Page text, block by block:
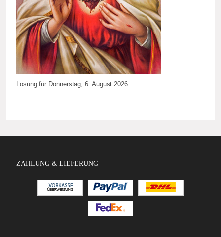
Losung für Donnerstag, 6. August 2026:
ZAHLUNG & LIEFERUNG